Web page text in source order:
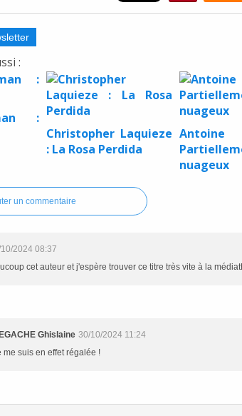
:
:
Christopher Laquieze
: La Rosa Perdida
Antoine
nuageux
un commentaire
2024 08:37
cet auteur et j'espère trouver ce titre très vite à la
Ghislaine 30/10/2024 11:24
me suis en effet régalée !